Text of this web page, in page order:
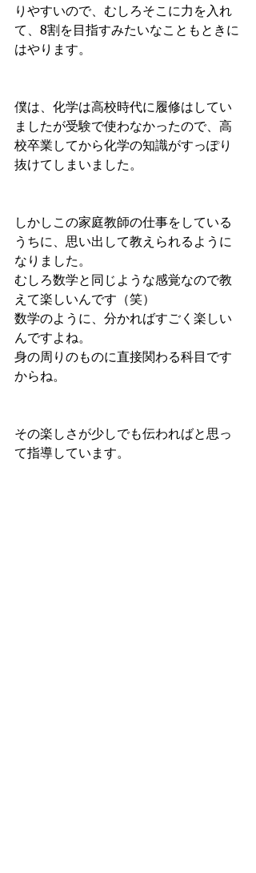
りやすいので、むしろそこに力を入れ
て、8割を目指すみたいなこともときに
はやります。
僕は、化学は高校時代に履修はしてい
ましたが受験で使わなかったので、高
校卒業してから化学の知識がすっぽり
抜けてしまいました。
しかしこの家庭教師の仕事をしている
うちに、思い出して教えられるように
なりました。
むしろ数学と同じような感覚なので教
えて楽しいんです（笑）
数学のように、分かればすごく楽しい
んですよね。
身の周りのものに直接関わる科目です
からね。
その楽しさが少しでも伝わればと思っ
て指導しています。